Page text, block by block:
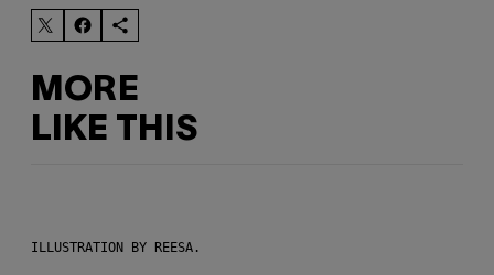
MORE
LIKE THIS
ILLUSTRATION BY REESA.